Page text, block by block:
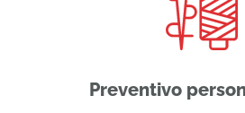
Preventivo